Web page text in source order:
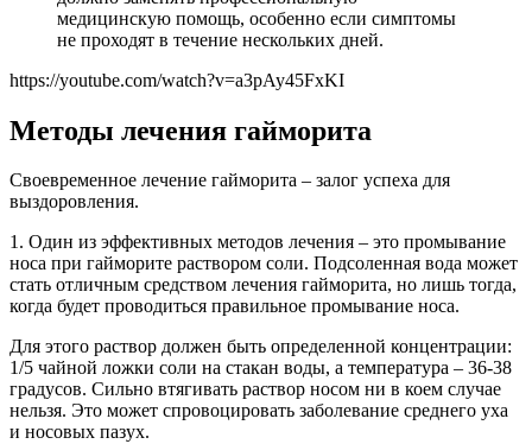
медицинскую помощь, особенно если симптомы
не проходят в течение нескольких дней.
https://youtube.com/watch?v=a3pAy45FxKI
Методы лечения гайморита
Своевременное лечение гайморита – залог успеха для
выздоровления.
1. Один из эффективных методов лечения – это промывание
носа при гайморите раствором соли. Подсоленная вода может
стать отличным средством лечения гайморита, но лишь тогда,
когда будет проводиться правильное промывание носа.
Для этого раствор должен быть определенной концентрации:
1/5 чайной ложки соли на стакан воды, а температура – 36-38
градусов. Сильно втягивать раствор носом ни в коем случае
нельзя. Это может спровоцировать заболевание среднего уха
и носовых пазух.